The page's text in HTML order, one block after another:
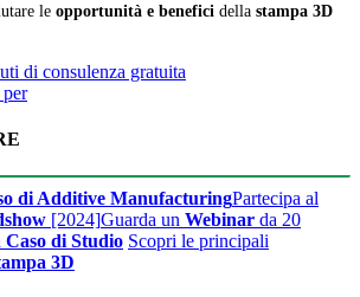
le opportunità e benefici della stampa 3D
di consulenza gratuita
di Additive ManufacturingPartecipa al
[2024]Guarda un Webinar da 20
Caso di Studio Scopri le principali
3D